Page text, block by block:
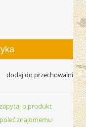
dodaj do przechowalni
zapytaj o produkt
poleć znajomemu